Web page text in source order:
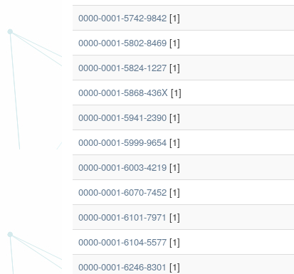
0000-0001-5742-9842 [1]
0000-0001-5802-8469 [1]
0000-0001-5824-1227 [1]
0000-0001-5868-436X [1]
0000-0001-5941-2390 [1]
0000-0001-5999-9654 [1]
0000-0001-6003-4219 [1]
0000-0001-6070-7452 [1]
0000-0001-6101-7971 [1]
0000-0001-6104-5577 [1]
0000-0001-6246-8301 [1]